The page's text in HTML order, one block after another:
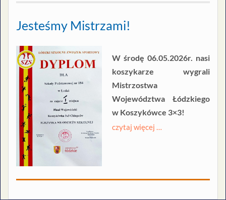
Jesteśmy Mistrzami!
W środę 06.05.2026r. nasi
koszykarze wygrali
Mistrzostwa
Województwa Łódzkiego
w Koszykówce 3×3!
czytaj więcej …